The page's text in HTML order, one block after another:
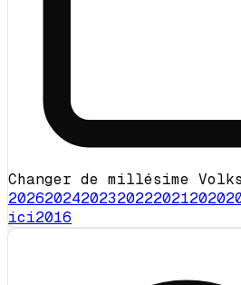
Changer de millésime
202620242023202220212020
ici2016